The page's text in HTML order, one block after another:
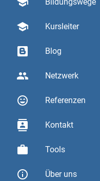
school Kursleiter
Blog
group Netzwerk
sentiment_very_satisfied Referenzen
contacts Kontakt
work Tools
info_outline Über uns